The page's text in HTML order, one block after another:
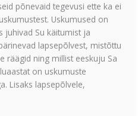
põnevaid tegevusi ette ka ei
Uskumused on
juhivad Su käitumist ja
lapsepõlvest, mistõttu
räägid ning millist eeskuju Sa
on uskumuste
Lisaks lapsepõlvele,